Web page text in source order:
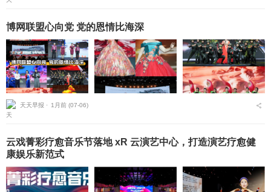
博网联盟心向党 党的恩情比海深
天天早报 ⋅ 1月前 (07-06)
云戏菁彩疗愈音乐节落地 xR 云演艺中心，打造演艺疗愈健
康娱乐新范式